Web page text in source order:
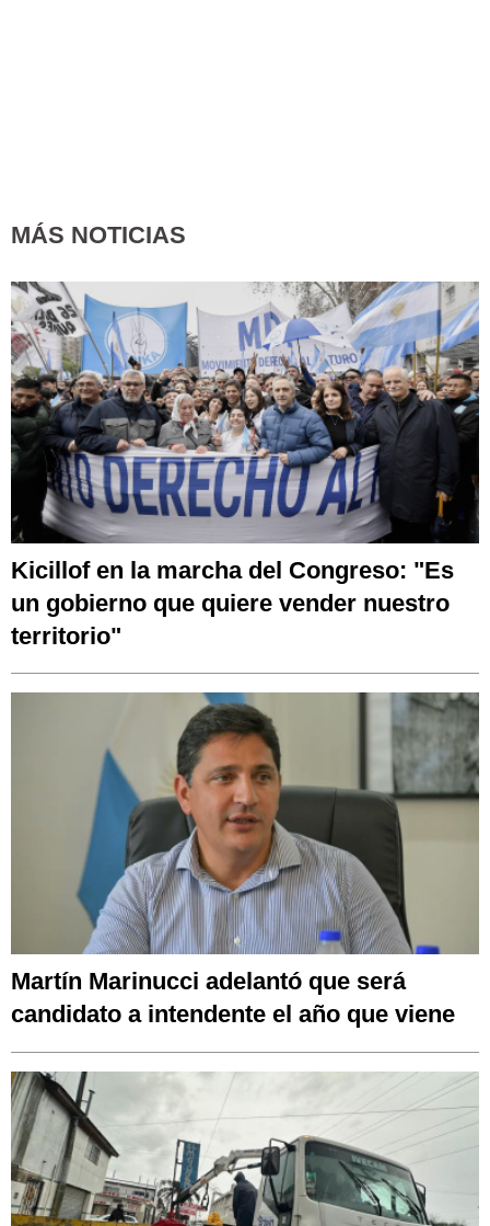
MÁS NOTICIAS
Kicillof en la marcha del Congreso: "Es
un gobierno que quiere vender nuestro
territorio"
Martín Marinucci adelantó que será
candidato a intendente el año que viene